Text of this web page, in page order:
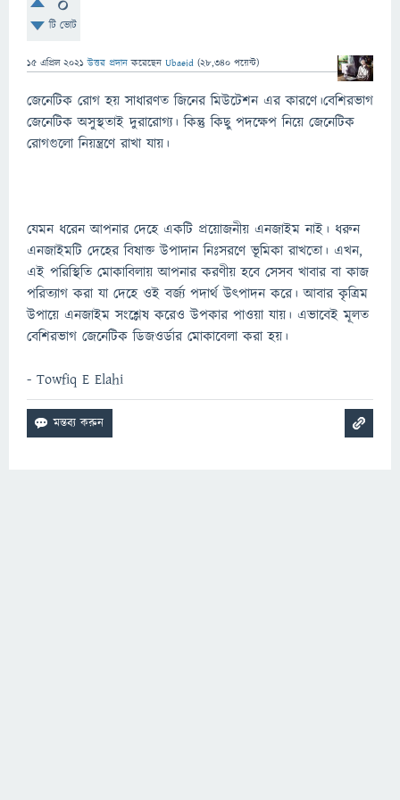
টি ভোট
15 এপ্রিল 2021 উত্তর প্রদান করেছেন Ubaeid (28,340 পয়েন্ট)
জেনেটিক রোগ হয় সাধারণত জিনের মিউটেশন এর কারণে।বেশিরভাগ
জেনেটিক অসুস্থতাই দুরারোগ্য। কিন্তু কিছু পদক্ষেপ নিয়ে জেনেটিক
রোগগুলো নিয়ন্ত্রণে রাখা যায়।
যেমন ধরেন আপনার দেহে একটি প্রয়োজনীয় এনজাইম নাই। ধরুন
এনজাইমটি দেহের বিষাক্ত উপাদান নিঃসরণে ভূমিকা রাখতো। এখন,
এই পরিস্থিতি মোকাবিলায় আপনার করণীয় হবে সেসব খাবার বা কাজ
পরিত্যাগ করা যা দেহে ওই বর্জ্য পদার্থ উৎপাদন করে। আবার কৃত্রিম
উপায়ে এনজাইম সংশ্লেষ করেও উপকার পাওয়া যায়। এভাবেই মূলত
বেশিরভাগ জেনেটিক ডিজওর্ডার মোকাবেলা করা হয়।
- Towfiq E Elahi